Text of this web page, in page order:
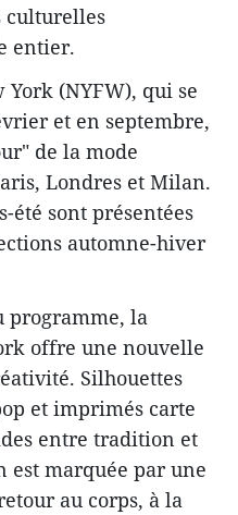
culturelles
entier.
York (NYFW), qui se
et en septembre,
de la mode
Londres et Milan.
été sont présentées
automne-hiver
programme, la
offre une nouvelle
Silhouettes
et imprimés carte
entre tradition et
est marquée par une
au corps, à la